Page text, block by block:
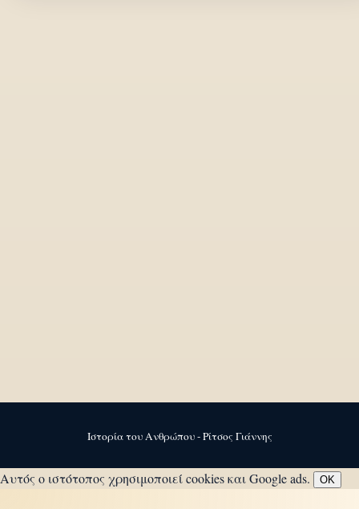
Ιστορία του Ανθρώπου - Ρίτσος Γιάννης
Αυτός ο ιστότοπος χρησιμοποιεί cookies και Google ads. OK